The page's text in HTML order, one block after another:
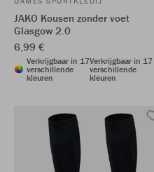
JAKO Kousen zonder voet
Glasgow 2.0
6,99 €
Verkrijgbaar in 17
verschillende
kleuren
Verkrijgbaar in 17
verschillende
kleuren